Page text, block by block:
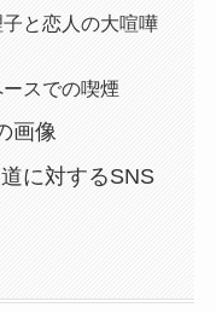
と恋人の大喧嘩
スでの喫煙
画像
に対するSNS